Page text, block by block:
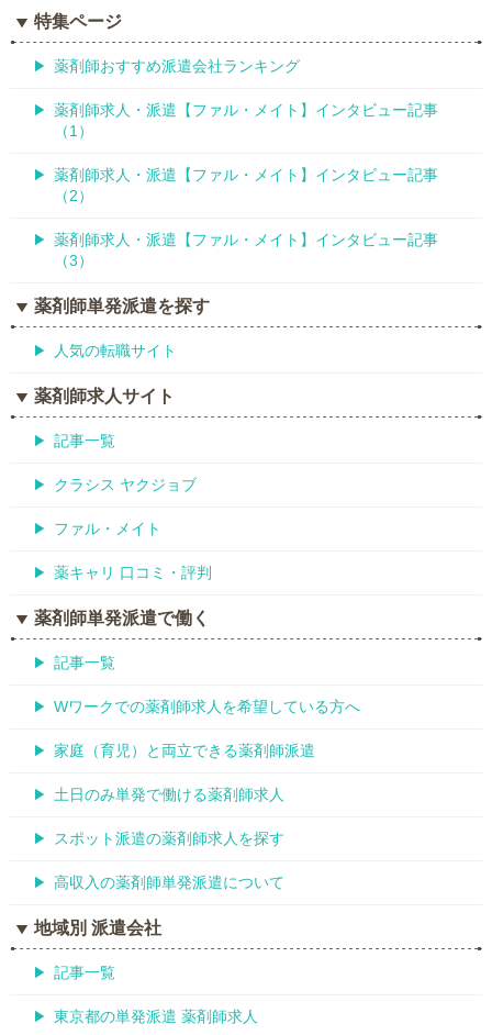
特集ページ
薬剤師おすすめ派遣会社ランキング
薬剤師求人・派遣【ファル・メイト】インタビュー記事
（1）
薬剤師求人・派遣【ファル・メイト】インタビュー記事
（2）
薬剤師求人・派遣【ファル・メイト】インタビュー記事
（3）
薬剤師単発派遣を探す
人気の転職サイト
薬剤師求人サイト
記事一覧
クラシス ヤクジョブ
ファル・メイト
薬キャリ 口コミ・評判
薬剤師単発派遣で働く
記事一覧
Wワークでの薬剤師求人を希望している方へ
家庭（育児）と両立できる薬剤師派遣
土日のみ単発で働ける薬剤師求人
スポット派遣の薬剤師求人を探す
高収入の薬剤師単発派遣について
地域別 派遣会社
記事一覧
東京都の単発派遣 薬剤師求人